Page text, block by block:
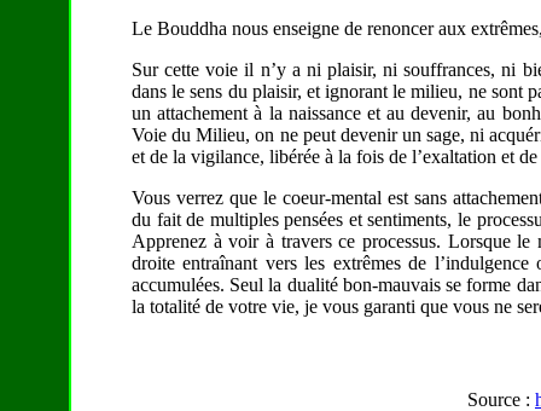
Le Bouddha nous enseigne de renoncer aux
Sur cette voie il n’y a ni plaisir, ni souffrances, ni
dans le sens du plaisir, et ignorant le milieu, ne sont
un attachement à la naissance et au devenir, au
Voie du Milieu, on ne peut devenir un sage, ni
et de la vigilance, libérée à la fois de l’exaltation et
Vous verrez que le coeur-mental est sans
du fait de multiples pensées et sentiments, le
Apprenez à voir à travers ce processus. Lorsque le
droite entraînant vers les extrêmes de l’indulgence
accumulées. Seul la dualité bon-mauvais se forme
la totalité de votre vie, je vous garanti que vous ne
Source :